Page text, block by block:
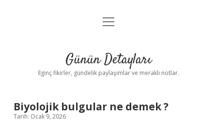
Gizlilik Politikası
Yasal Uyarı
menüyü
Günün Detayları
İlginç fikirler, gündelik paylaşımlar ve meraklı notlar.
Biyolojik bulgular ne demek ?
Tarih: Ocak 9, 2026